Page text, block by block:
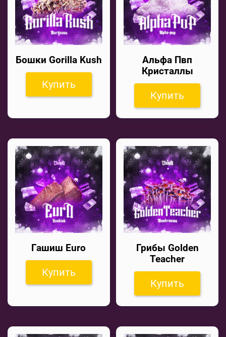
Бошки Gorilla Kush
Купить
Альфа Пвп
Кристаллы
Купить
Гашиш Euro
Купить
Грибы Golden
Teacher
Купить